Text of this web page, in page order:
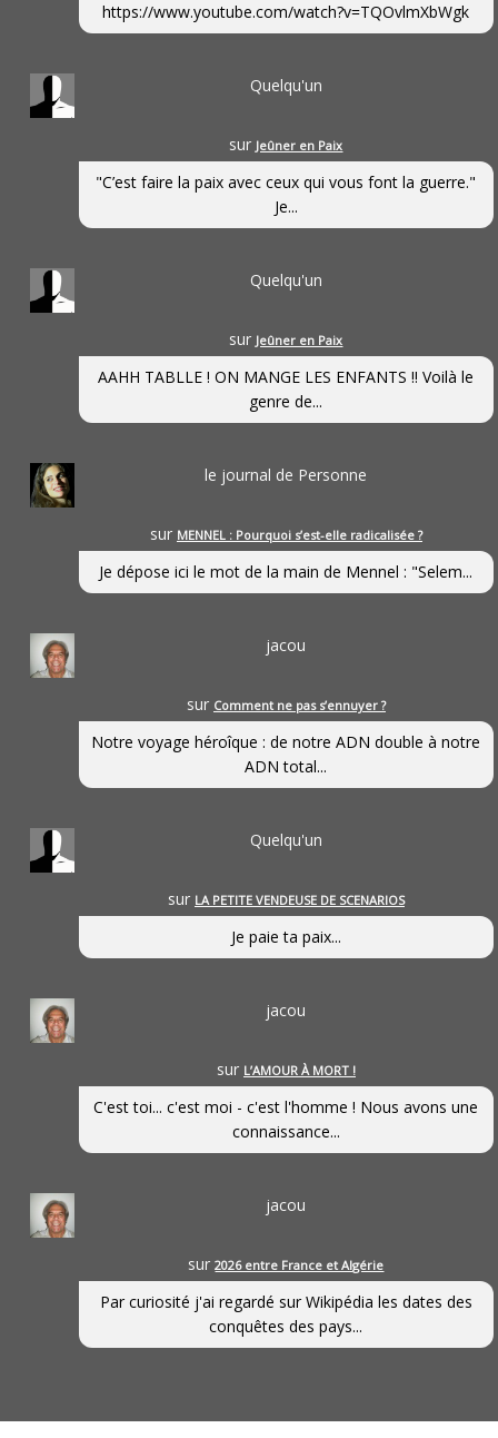
https://www.youtube.com/watch?v=TQOvlmXbWgk
Quelqu'un
sur Jeûner en Paix
"C’est faire la paix avec ceux qui vous font la guerre."
Je...
Quelqu'un
sur Jeûner en Paix
AAHH TABLLE ! ON MANGE LES ENFANTS !! Voilà le
genre de...
le journal de Personne
sur MENNEL : Pourquoi s’est-elle radicalisée ?
Je dépose ici le mot de la main de Mennel : "Selem...
jacou
sur Comment ne pas s’ennuyer ?
Notre voyage héroîque : de notre ADN double à notre
ADN total...
Quelqu'un
sur LA PETITE VENDEUSE DE SCENARIOS
Je paie ta paix...
jacou
sur L’AMOUR À MORT !
C'est toi... c'est moi - c'est l'homme ! Nous avons une
connaissance...
jacou
sur2026 entre France et Algérie
Par curiosité j'ai regardé sur Wikipédia les dates des
conquêtes des pays...